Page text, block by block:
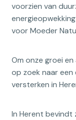
voorzien van
voor Moeder
Om onze groei
op zoek naar
versterken in
In Herent bevindt